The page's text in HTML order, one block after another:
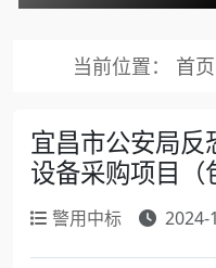
当前位置： 首页
宜昌市公安局
设备采购项目（
警用中标 2024-